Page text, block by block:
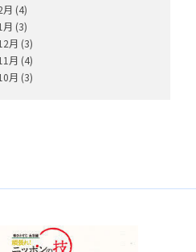
(4)
(3)
月 (3)
月 (4)
月 (3)